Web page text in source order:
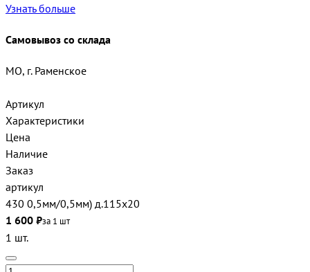
Узнать больше
Самовывоз со склада
МО, г. Раменское
Артикул
Характеристики
Цена
Наличие
Заказ
артикул
430 0,5мм/0,5мм) д.115х20
1 600 ₽за 1 шт
1 шт.